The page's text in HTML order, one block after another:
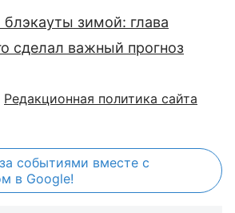
блэкауты зимой: глава
сделал важный прогноз
Редакционная политика сайта
событиями вместе с
в Google!